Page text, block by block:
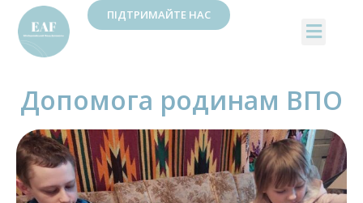
ПІДТРИМАЙТЕ НАС
Допомога родинам ВПО